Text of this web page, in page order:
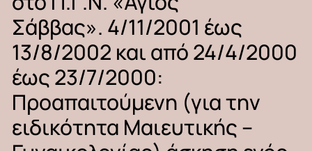
Σάββας». 4/11/2001 έως
13/8/2002 καιαπό24/4/2000
έως23/7/2000:
Προαπαιτούμενη (γιατην
ειδικότητα Μαιευτικής–